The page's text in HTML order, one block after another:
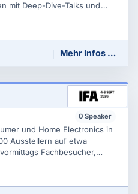
mit Deep-Dive-Talks und
zum Model Context
Zielgruppe ausMehr Infos …
0 Speaker
und Home Electronics in
Ausstellern auf etwa
Fachbesucher,
ergaenzt um die IFA